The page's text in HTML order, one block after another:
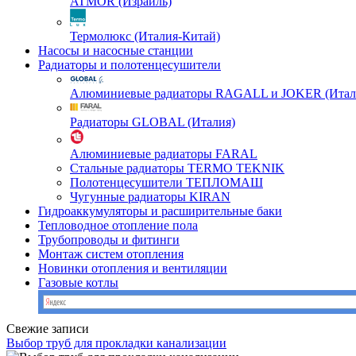
Термолюкс (Италия-Китай)
Насосы и насосные станции
Радиаторы и полотенцесушители
Алюминиевые радиаторы RAGALL и JOKER
Радиаторы GLOBAL (Италия)
Алюминиевые радиаторы FARAL
Стальные радиаторы TERMO TEKNIK
Полотенцесушители ТЕПЛОМАШ
Чугунные радиаторы KIRAN
Гидроаккумуляторы и расширительные баки
Тепловодное отопление пола
Трубопроводы и фитинги
Монтаж систем отопления
Новинки отопления и вентиляции
Газовые котлы
Свежие записи
Выбор труб для прокладки канализации